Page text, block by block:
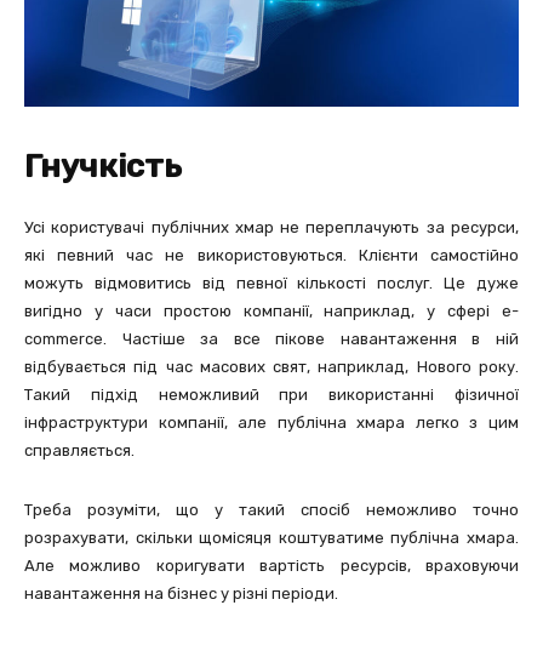
Гнучкість
Усі користувачі публічних хмар не переплачують за ресурси,
які певний час не використовуються. Клієнти самостійно
можуть відмовитись від певної кількості послуг. Це дуже
вигідно у часи простою компанії, наприклад, у сфері e-
commerce. Частіше за все пікове навантаження в ній
відбувається під час масових свят, наприклад, Нового року.
Такий підхід неможливий при використанні фізичної
інфраструктури компанії, але публічна хмара легко з цим
справляється.
Треба розуміти, що у такий спосіб неможливо точно
розрахувати, скільки щомісяця коштуватиме публічна хмара.
Але можливо коригувати вартість ресурсів, враховуючи
навантаження на бізнес у різні періоди.